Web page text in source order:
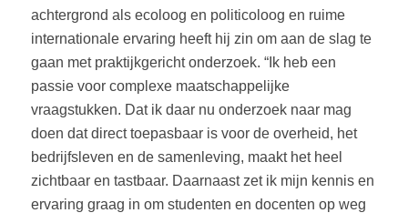
achtergrond als ecoloog en politicoloog en ruime
internationale ervaring heeft hij zin om aan de slag te
gaan met praktijkgericht onderzoek. “Ik heb een
passie voor complexe maatschappelijke
vraagstukken. Dat ik daar nu onderzoek naar mag
doen dat direct toepasbaar is voor de overheid, het
bedrijfsleven en de samenleving, maakt het heel
zichtbaar en tastbaar. Daarnaast zet ik mijn kennis en
ervaring graag in om studenten en docenten op weg